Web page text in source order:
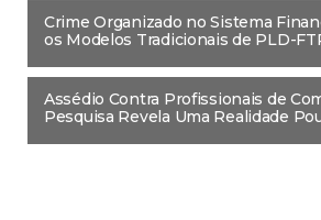
Crime Organizado no Sistema
os Modelos Tradicionais de PLD-
Assédio Contra Profissionais de
Pesquisa Revela Uma Realidade